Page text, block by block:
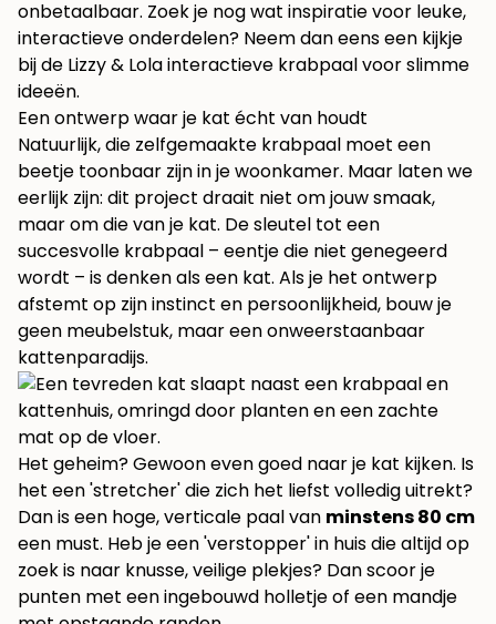
onbetaalbaar. Zoek je nog wat inspiratie voor leuke,
interactieve onderdelen? Neem dan eens een kijkje
bij de Lizzy & Lola interactieve krabpaalvoor slimme
ideeën.
Een ontwerp waar je kat écht van houdt
Natuurlijk, die zelfgemaakte krabpaal moet een
beetje toonbaar zijn in je woonkamer. Maar laten we
eerlijk zijn: dit project draait niet om jouw smaak,
maar om die van je kat. De sleutel tot een
succesvolle krabpaal – eentje die niet genegeerd
wordt – is denken als een kat. Als je het ontwerp
afstemt op zijn instinct en persoonlijkheid, bouw je
geen meubelstuk, maar een onweerstaanbaar
kattenparadijs.
Het geheim? Gewoon even goed naar je kat kijken. Is
het een 'stretcher' die zich het liefst volledig uitrekt?
Dan is een hoge, verticale paal van minstens 80 cm
een must. Heb je een 'verstopper' in huis die altijd op
zoek is naar knusse, veilige plekjes? Dan scoor je
punten met een ingebouwd holletje of een mandje